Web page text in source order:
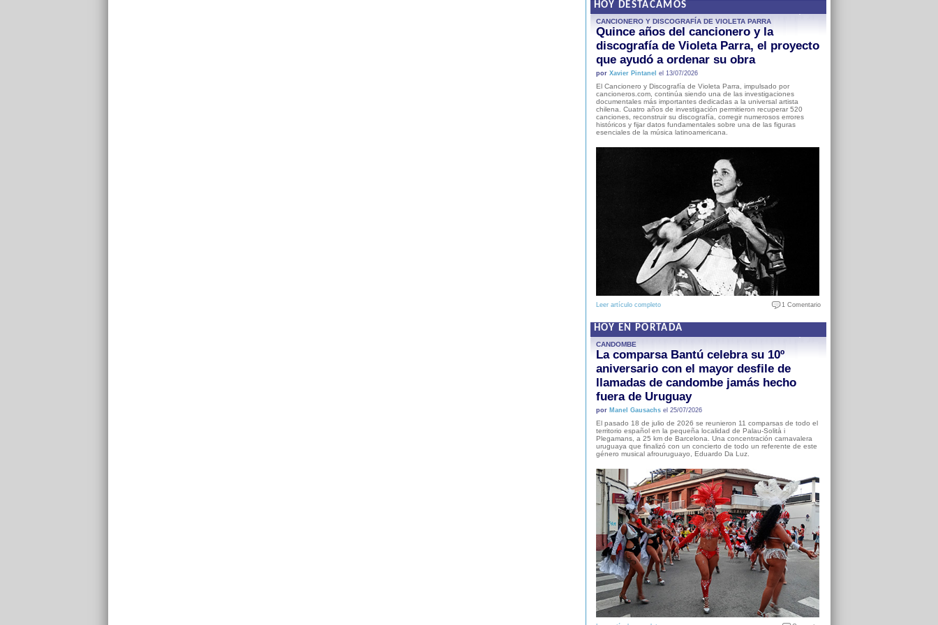
HOY DESTACAMOS
CANCIONERO Y DISCOGRAFÍA DE VIOLETA PARRA
Quince años del cancionero y la
discografía de Violeta Parra, el proyecto
que ayudó a ordenar su obra
por Xavier Pintanel el 13/07/2026
El Cancionero y Discografía de Violeta Parra, impulsado por
cancioneros.com, continúa siendo una de las investigaciones
documentales más importantes dedicadas a la universal artista
chilena. Cuatro años de investigación permitieron recuperar 520
canciones, reconstruir su discografía, corregir numerosos errores
históricos y fijar datos fundamentales sobre una de las figuras
esenciales de la música latinoamericana.
Leer artículo completo 1 Comentario
HOY EN PORTADA
CANDOMBE
La comparsa Bantú celebra su 10º
aniversario con el mayor desfile de
llamadas de candombe jamás hecho
fuera de Uruguay
por Manel Gausachsel 25/07/2026
El pasado 18 de julio de 2026 se reunieron 11 comparsas de todo el
territorio español en la pequeña localidad de Palau-Solità i
Plegamans, a 25 km de Barcelona. Una concentración carnavalera
uruguaya que finalizó con un concierto de todo un referente de este
género musical afrouruguayo, Eduardo Da Luz.